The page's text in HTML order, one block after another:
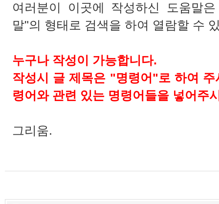
여러분이 이곳에 작성하신 도움말
말"의 형태로 검색을 하여 열람할 수
누구나 작성이 가능합니다.
작성시 글 제목은 "명령어"로 하여
령어와 관련 있는 명령어들을 넣어주
그리움.